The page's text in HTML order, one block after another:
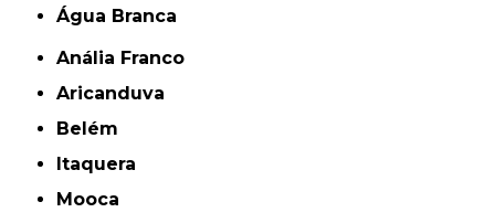
Água Branca
Anália Franco
Aricanduva
Belém
Itaquera
Mooca